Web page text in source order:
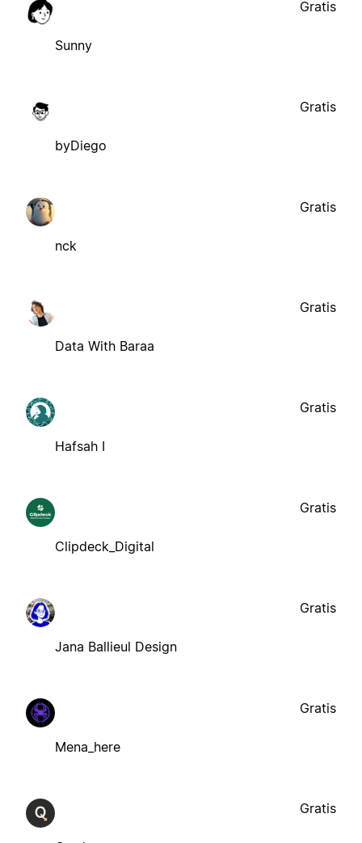
Sunny
Gratis
byDiego
Gratis
nck
Gratis
Data With Baraa
Gratis
Hafsah I
Gratis
Clipdeck_Digital
Gratis
Jana Ballieul Design
Gratis
Mena_here
Gratis
Gratis